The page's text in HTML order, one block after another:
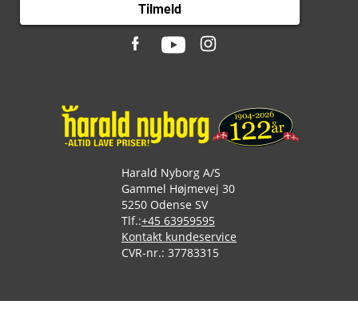
Tilmeld
Harald Nyborg A/S
Gammel Højmevej 30
5250 Odense SV
Tlf.:+45 63959595
Kontakt kundeservice
CVR-nr.: 37783315